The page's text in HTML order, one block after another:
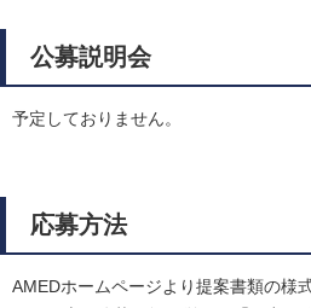
公募説明会
予定しておりません。
応募方法
AMEDホームページより提案書類の様